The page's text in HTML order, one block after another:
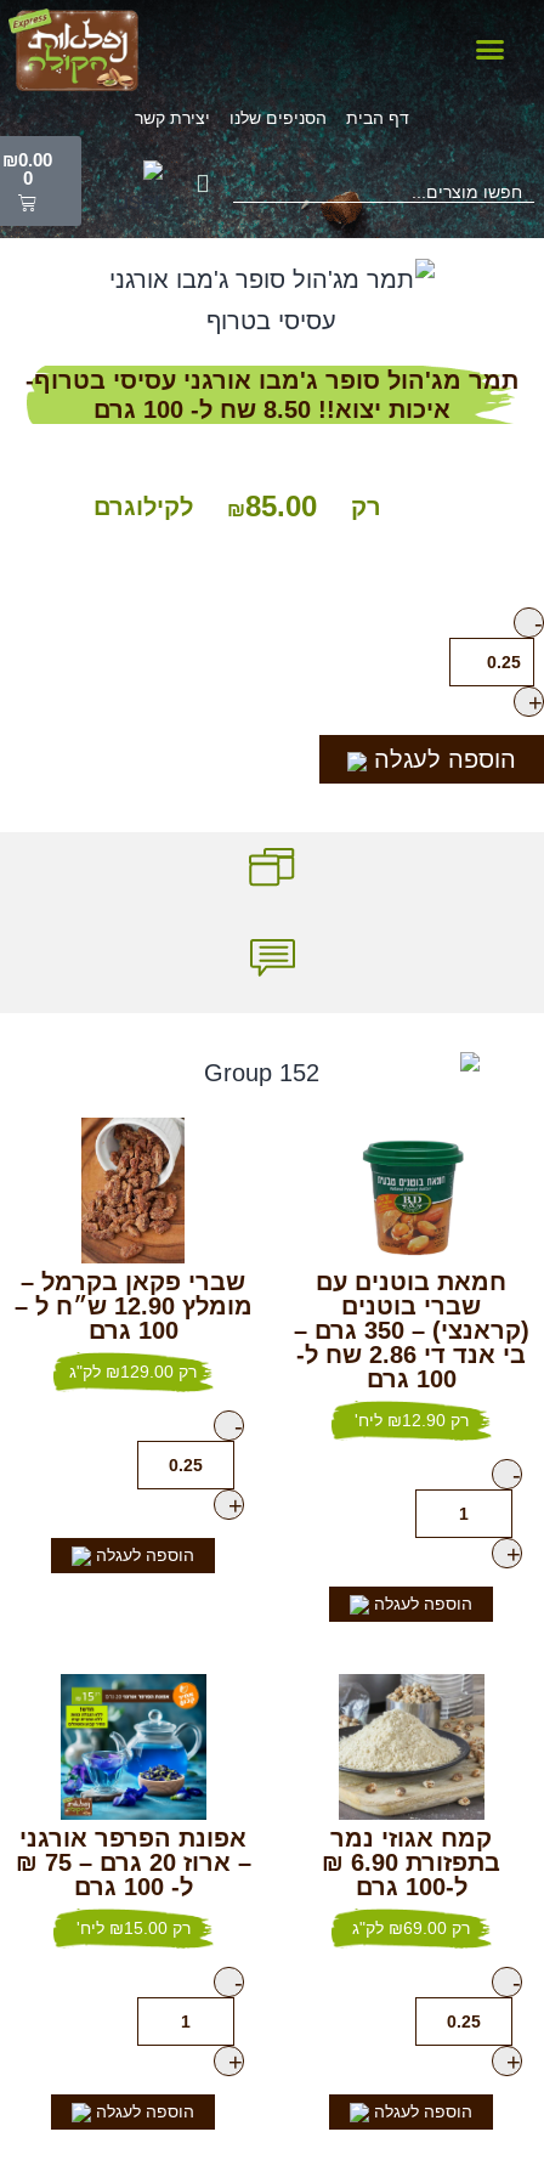
דף הבית הסניפים שלנו יצירת קשר
₪0.00
תמר מג'הול סופר ג'מבו אורגני עסיסי בטרוף-
איכות יצוא!! 8.50 שח ל- 100 גרם
רק ₪85.00 לקילוגרם
הוספה לעגלה
חמאת בוטנים עם
שברי בוטנים
(קראנצי) – 350 גרם –
בי אנד די 2.86 שח ל-
100 גרם
רק ₪12.90 ליח'
הוספה לעגלה
שברי פקאן בקרמל –
מומלץ 12.90 ש״ח ל –
100 גרם
רק ₪129.00 לק"ג
הוספה לעגלה
קמח אגוזי נמר
בתפזורת 6.90 ₪
רק ₪69.00 לק"ג
הוספה לעגלה
אפונת הפרפר אורגני
– ארוז 20 גרם – 75 ₪
ל- 100 גרם
רק ₪15.00 ליח'
הוספה לעגלה